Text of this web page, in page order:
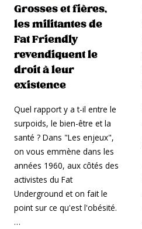
Grosses et fières,
les militantes de
Fat Friendly
revendiquent le
droit à leur
existence
Quel rapport y a t-il entre le
surpoids, le bien-être et la
santé ? Dans "Les enjeux",
on vous emmène dans les
années 1960, aux côtés des
activistes du Fat
Underground et on fait le
point sur ce qu'est l'obésité.
…